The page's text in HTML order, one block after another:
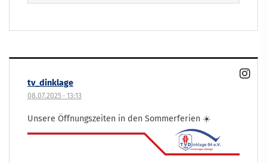
tv_dinklage
08.07.2025 · 13:13
Unsere Öffnungszeiten in den Sommerferien ☀️